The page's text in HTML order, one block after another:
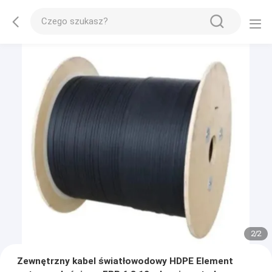
2/2
Zewnętrzny kabel światłowodowy HDPE Element